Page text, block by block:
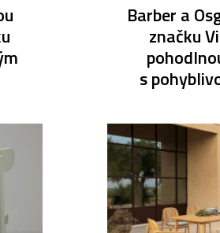
Barber a
značku
s